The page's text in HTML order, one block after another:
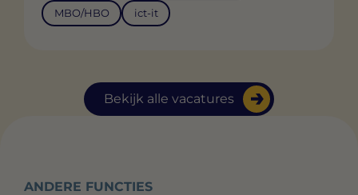
Bekijk alle vacatures
MBO/HBO ict-it
ANDERE FUNCTIES